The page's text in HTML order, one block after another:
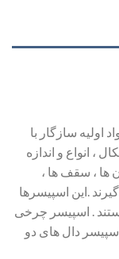
اولیه سازگار با
انواع و اندازه
ها ، سقف ها ،
.این اسپیسرها
۲۵ تا ۱۵۰ میلیمتر هستند . اسپیسر چرخی
دال های دو